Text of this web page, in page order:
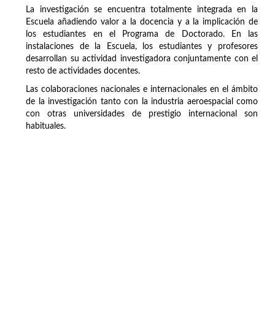
La investigación se encuentra totalmente integrada en la
Escuela añadiendo valor a la docencia y a la implicación de
los estudiantes en el Programa de Doctorado. En las
instalaciones de la Escuela, los estudiantes y profesores
desarrollan su actividad investigadora conjuntamente con el
resto de actividades docentes.
Las colaboraciones nacionales e internacionales en el ámbito
de la investigación tanto con la industria aeroespacial como
con otras universidades de prestigio internacional son
habituales.